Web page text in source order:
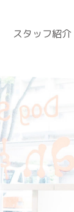
スタッフ紹介